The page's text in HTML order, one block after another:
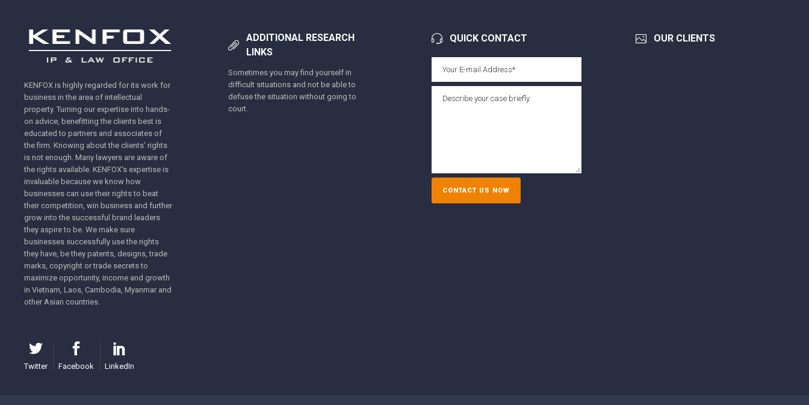
KENFOX is highly regarded for its work for
business in the area of intellectual
property. Turning our expertise into hands-
on advice, benefitting the clients best is
educated to partners and associates of
the firm. Knowing about the clients’ rights
is not enough. Many lawyers are aware of
the rights available. KENFOX's expertise is
invaluable because we know how
businesses can use their rights to beat
their competition, win business and further
grow into the successful brand leaders
they aspire to be. We make sure
businesses successfully use the rights
they have, be they patents, designs, trade
marks, copyright or trade secrets to
maximize opportunity, income and growth
in Vietnam, Laos, Cambodia, Myanmar and
other Asian countries.
Twitter Facebook LinkedIn
ADDITIONAL RESEARCH
LINKS
Sometimes you may find yourself in
difficult situations and not be able to
defuse the situation without going to
court.
QUICK CONTACT OUR CLIENTS